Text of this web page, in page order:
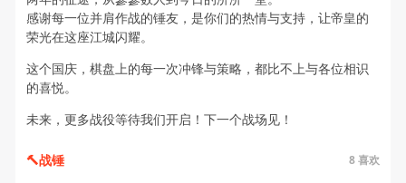
感谢每一位并肩作战的锤友，是你们的热情与支持，让帝皇的
荣光在这座江城闪耀。
这个国庆，棋盘上的每一次冲锋与策略，都比不上与各位相识
的喜悦。
未来，更多战役等待我们开启！下一个战场见！
🔨战锤 8喜欢